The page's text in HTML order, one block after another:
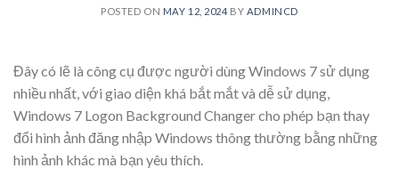
POSTED ON MAY 12, 2024 BY ADMINCD
Đây có lẽ là công cụ được người dùng Windows 7 sử dụng
nhiều nhất, với giao diện khá bắt mắt và dễ sử dụng,
Windows 7 Logon Background Changer cho phép bạn thay
đổi hình ảnh đăng nhập Windows thông thường bằng những
hình ảnh khác mà bạn yêu thích.